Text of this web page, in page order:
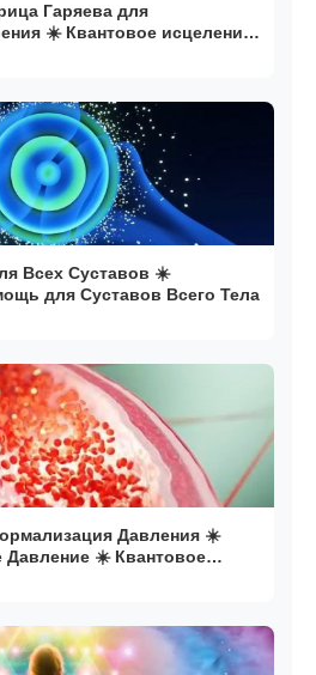
Гаряева для
☀️ Квантовое исцеление
Всех Суставов ☀️
для Суставов Всего Тела
Давления ☀️
Давление ☀️ Квантовое